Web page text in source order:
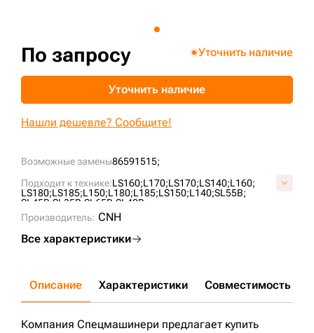
Возможные замены86591515;
Подходит к технике:LS160;L170;LS170;LS140;L160;
LS180;LS185;L150;L180;L185;LS150;L140;SL55B;
SL45B;SL35B;SL65B;SL40B;
Производитель: CNH
Все характеристики
По запросу Уточнить наличие
Уточнить наличие
Нашли дешевле? Сообщите!
Описание Характеристики Совместимость
Компания Спецмашинери предлагает купить